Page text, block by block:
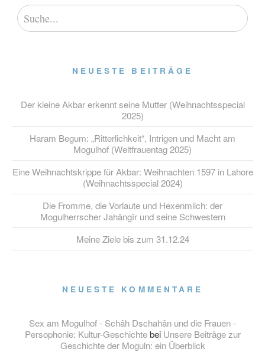
NEUESTE BEITRÄGE
Der kleine Akbar erkennt seine Mutter (Weihnachtsspecial
2025)
Haram Begum: „Ritterlichkeit“, Intrigen und Macht am
Mogulhof (Weltfrauentag 2025)
Eine Weihnachtskrippe für Akbar: Weihnachten 1597 in Lahore
(Weihnachtsspecial 2024)
Die Fromme, die Vorlaute und Hexenmilch: der
Mogulherrscher Jahângîr und seine Schwestern
Meine Ziele bis zum 31.12.24
NEUESTE KOMMENTARE
Sex am Mogulhof - Schâh Dschahân und die Frauen -
Persophonie: Kultur-Geschichtebei Unsere Beiträge zur
Geschichte der Moguln: ein Überblick